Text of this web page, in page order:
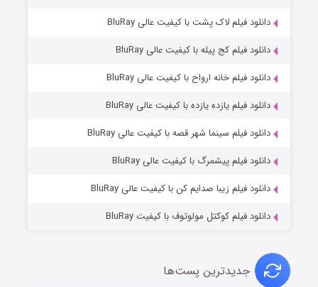
دانلود فیلم لاک پشت با کیفیت عالی BluRay
دانلود فیلم کج‌ پیله با کیفیت عالی BluRay
دانلود فیلم خانه ارواح با کیفیت عالی BluRay
دانلود فیلم یازده یازده با کیفیت عالی BluRay
دانلود فیلم سینما شهر قصه با کیفیت عالی BluRay
دانلود فیلم پیشمرگ با کیفیت عالی BluRay
دانلود فیلم زیبا صدایم کن با کیفیت عالی BluRay
دانلود فیلم کوکتل مولوتوف با کیفیت BluRay
جدیدترین پست‌ها